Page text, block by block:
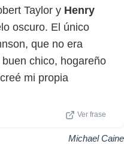
Taylor y Henry
oscuro. El único
que no era
chico, hogareño
mi propia
Ver frase
Michael Caine